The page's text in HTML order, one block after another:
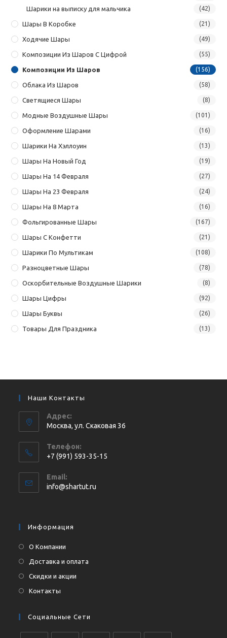
Шарики на выписку для мальчика (42)
Шары В Коробке (21)
Ходячие Шары (49)
Композиции Из Шаров С Цифрой (55)
Композиции Из Шаров (156)
Облака Из Шаров (58)
Светящиеся Шары (8)
Модные Воздушные Шары (101)
Оформление Шарами (16)
Шарики На Хэллоуин (13)
Шары На Новый Год (19)
Шары На 14 Февраля (27)
Шары На 23 Февраля (24)
Шары На 8 Марта (16)
Фольгированные Шары (167)
Шары С Конфетти (21)
Шарики По Мультикам (108)
Разноцветные Шары (78)
Оскорбительные Воздушные Шарики (8)
Шары Цифры (92)
Шары Буквы (26)
Товары Для Праздника (13)
Наши Контакты
Адрес:
Москва, ул. Cкаковая 36
Телефон:
+7 (991) 593-35-15
в
вашем
Email:
info@shartut.ru
Информация
О Компании
Доставка и оплата
Скидки и акции
Контакты
Социальные Сети